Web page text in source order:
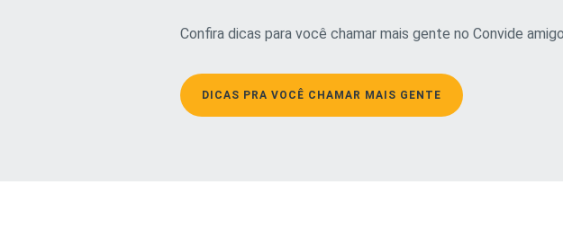
Confira dicas para você chamar mais gente no Convide
DICAS PRA VOCÊ CHAMAR MAIS GENTE